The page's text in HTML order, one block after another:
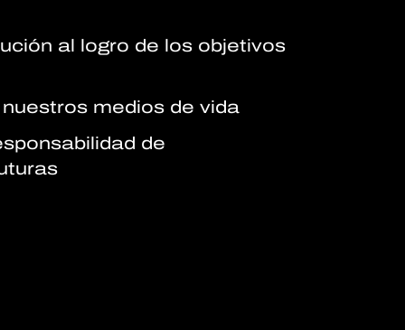
al logro de los objetivos
medios de vida
de